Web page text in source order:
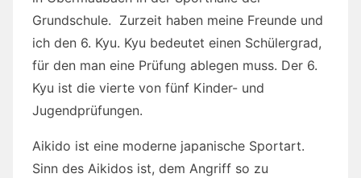
Grundschule. Zurzeit haben meine Freunde und
ich den 6. Kyu. Kyu bedeutet einen Schülergrad,
für den man eine Prüfung ablegen muss. Der 6.
Kyu ist die vierte von fünf Kinder- und
Jugendprüfungen.
Aikido ist eine moderne japanische Sportart.
Sinn des Aikidos ist, dem Angriff so zu